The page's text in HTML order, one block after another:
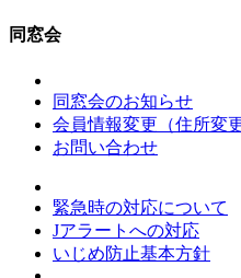
同窓会
同窓会のお知らせ
会員情報変更（住所変更
お問い合わせ
緊急時の対応について
Jアラートへの対応
いじめ防止基本方針